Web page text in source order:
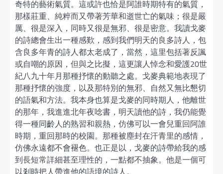
奇特的藝術氣質。這或許也恰是阿誰時期特有的氣質，
那樣莊重、純粹而又帶著芳華和逝世亡的氣味；很是嚴
厲、很是深入，同時又很是無邪、很是密意。我讀戈麥
的詩總會生出一種感歎，感到我們明天的良多詩人，包
含良多年青的詩人都太老成了，當然，這里包括著反諷
或自嘲的原因，但與之比擬，這更讓人悼念和愛護20世
紀八九十年月那種抒懷的動聽之處。戈麥典範地表現了
那種抒懷的強度，以及那特別的無邪、自然又無比懇切
的語氣和方法。我本身也算是戈麥的同時期人，他離世
的那年，我進進北年夜唸書，明天讀他的詩，我仍能覺
得一種同齡人的熟習和親熱，仿佛可以一會兒重回阿誰
時期，重回那時的校園。那種被塵封在汗青里的感情，
仿佛永遠都不會褪色。也正是以，戈麥的詩帶給我的感
到長短常詳細甚至理性的，一點都不抽象。他是一個可
以剎時把人帶進他的語境的詩人。